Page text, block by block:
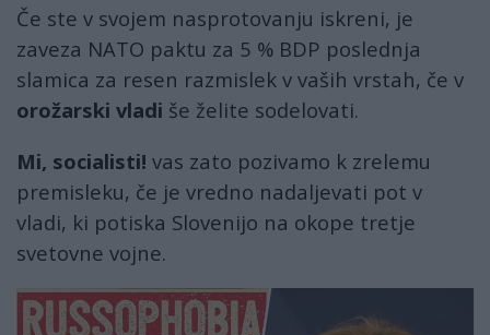
Če ste v svojem nasprotovanju iskreni, je
zaveza NATO paktu za 5 % BDP poslednja
slamica za resen razmislek v vaših vrstah, če v
orožarski vladi še želite sodelovati.
Mi, socialisti! vas zato pozivamo k zrelemu
premisleku, če je vredno nadaljevati pot v
vladi, ki potiska Slovenijo na okope tretje
svetovne vojne.